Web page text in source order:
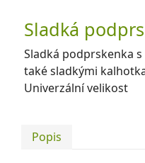
Sladká
Sladká podprskenka
také sladkými
Univerzální velikost
Popis